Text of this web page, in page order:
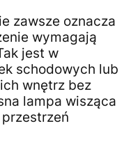
zawsze oznacza
wymagają
jest w
schodowych lub
wnętrz bez
lampa wisząca